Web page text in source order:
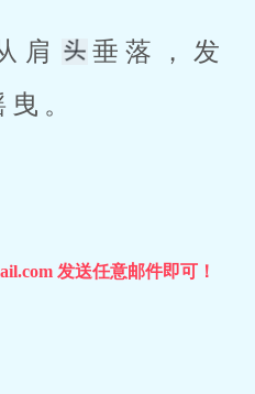
肩
垂落，发
曳。
发送任意邮件即可！